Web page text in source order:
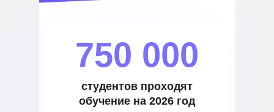
750 000
студентов проходят
обучение на 2026 год